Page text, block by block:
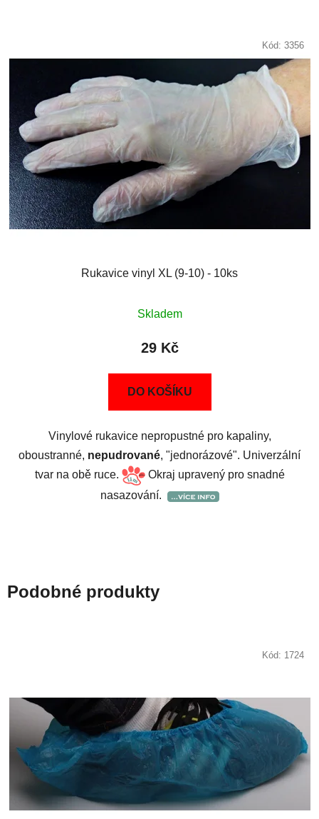
Rukavice vinyl XL (9-10) - 10ks
Skladem
29 Kč
DO KOŠÍKU
Vinylové rukavice nepropustné pro kapaliny,
oboustranné, nepudrované, "jednorázové". Univerzální
tvar na obě ruce.
Okraj upravený pro snadné
nasazování.
Kód: 3356
Podobné produkty
Kód: 1724